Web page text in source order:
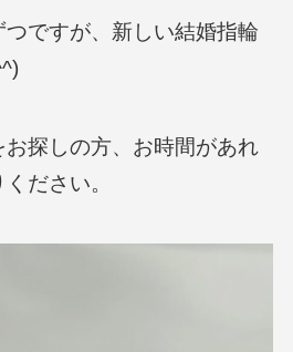
ですが、新しい結婚指輪
探しの方、お時間があれ
ださい。